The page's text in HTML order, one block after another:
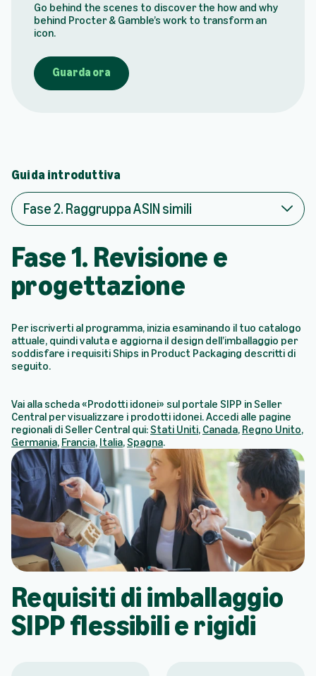
d
e
o
s
s
i
a
S
P
P
Go behind the scenes to discover the how and why
behind Procter & Gamble’s work to transform an
icon.
Guarda ora
Guida introduttiva
Fase 2. Raggruppa ASIN simili
Fase 1. Revisione e
progettazione
Per iscriverti al programma, inizia esaminando il tuo catalogo
attuale, quindi valuta e aggiorna il design dell’imballaggio per
soddisfare i requisiti Ships in Product Packaging descritti di
seguito.
Vai alla scheda «Prodotti idonei» sul portale SIPP in Seller
Central per visualizzare i prodotti idonei. Accedi alle pagine
regionali di Seller Central qui:Stati Uniti, Canada, Regno Unito,
Germania, Francia, Italia,Spagna.
Requisiti di imballaggio
SIPP flessibili e rigidi